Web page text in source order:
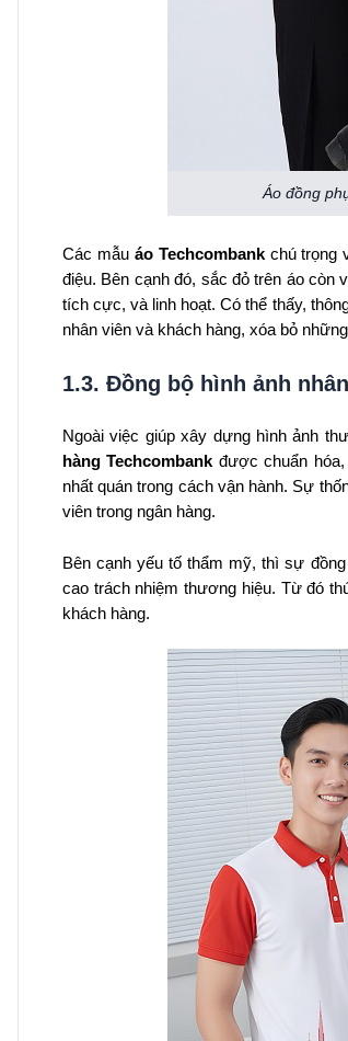
Áo đồng
Các mẫu áo Techcombankchú trọng
điệu. Bên cạnh đó, sắc đỏ trên áo còn
tích cực, và linh hoạt. Có thể thấy,
nhân viên và khách hàng, xóa bỏ
1.3. Đồng bộ hình ảnh
Ngoài việc giúp xây dựng hình ảnh
hàng Techcombank được chuẩn
nhất quán trong cách vận hành. Sự
viên trong ngân hàng.
Bên cạnh yếu tố thẩm mỹ, thì sự
cao trách nhiệm thương hiệu. Từ đó
khách hàng.